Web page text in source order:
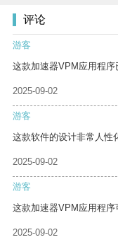
评论
游客
这款加速器VPM应用程序
2025-09-02
游客
这款软件的设计非常人性
2025-09-02
游客
这款加速器VPM应用程序
2025-09-02